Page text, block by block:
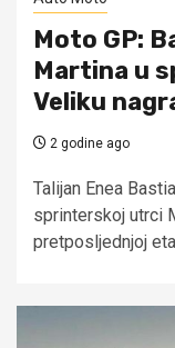
Moto GP:
Martina u
Veliku
2 godine ago
Talijan Enea
sprinterskoj utrci
pretposljednjoj